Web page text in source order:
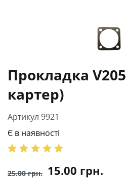
Прокладка
картер)
Артикул 9921
Є в наявності
25.00грн. 15.00 грн.